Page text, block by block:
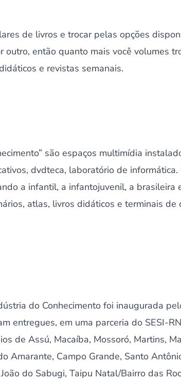
de livros e trocar pelas opções
então quanto mais você volumes
e revistas semanais.
são espaços multimídia
dvdteca, laboratório de
a infantil, a infantojuvenil, a brasileira
atlas, livros didáticos e terminais de
do Conhecimento foi inaugurada
entregues, em uma parceria do SESI-
de Assú, Macaíba, Mossoró, Martins,
Amarante, Campo Grande, Santo
do Sabugi, Taipu Natal/Bairro das